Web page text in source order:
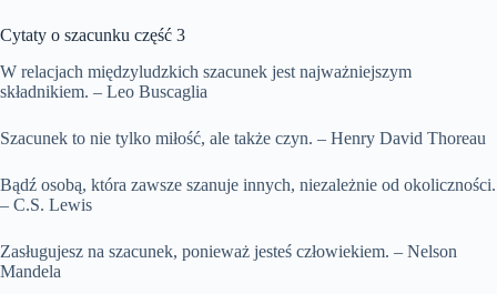
Cytaty o szacunku część 3
W relacjach międzyludzkich szacunek jest najważniejszym
składnikiem. – Leo Buscaglia
Szacunek to nie tylko miłość, ale także czyn. – Henry David Thoreau
Bądź osobą, która zawsze szanuje innych, niezależnie od okoliczności.
– C.S. Lewis
Zasługujesz na szacunek, ponieważ jesteś człowiekiem. – Nelson
Mandela